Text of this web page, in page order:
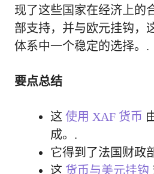
现了这些国家在经济上的
部支持，并与欧元挂钩，
体系中一个稳定的选择。.
要点总结
这 使用 XAF 货币
成。.
它得到了法国财政
这 货币与美元挂钩